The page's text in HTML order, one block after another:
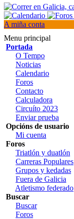
A miña conta
Menu principal
Portada
O Tempo
Noticias
Calendario
Foros
Contacto
Calculadora
Circuíto 2023
Enviar prueba
Opcións de usuario
Mi cuenta
Foros
Triatlón y duatlón
Carreras Populares
Grupos y kedadas
Fuera de Galicia
Atletismo federado
Buscar
Buscar
Foros